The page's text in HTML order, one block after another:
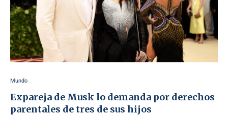
Mundo
Expareja de Musk lo demanda por derechos
parentales de tres de sus hijos